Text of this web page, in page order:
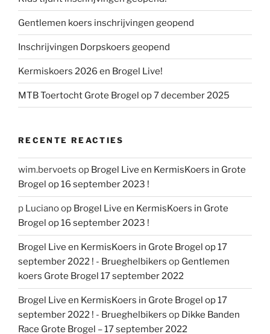
Gentlemen koers inschrijvingen geopend
Inschrijvingen Dorpskoers geopend
Kermiskoers 2026 en Brogel Live!
MTB Toertocht Grote Brogel op 7 december 2025
RECENTE REACTIES
wim.bervoets op Brogel Live en KermisKoers in Grote
Brogel op 16 september 2023 !
p Lucianoop Brogel Live en KermisKoers in Grote
Brogel op 16 september 2023 !
Brogel Live en KermisKoers in Grote Brogel op 17
september 2022 ! - Brueghelbikers op Gentlemen
koers Grote Brogel 17 september 2022
Brogel Live en KermisKoers in Grote Brogel op 17
september 2022 ! - Brueghelbikers op Dikke Banden
Race Grote Brogel – 17 september 2022